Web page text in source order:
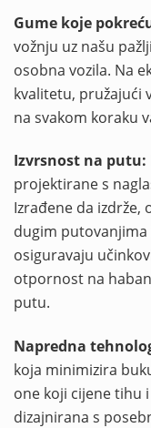
Gume koje
vožnju uz našu
osobna vozila. Na
kvalitetu, pružajući
na svakom koraku
Izvrsnost na putu:
projektirane s
Izrađene da izdrže,
dugim putovanjima
osiguravaju
otpornost na
putu.
Napredna
koja minimizira
one koji cijene tihu
dizajnirana s